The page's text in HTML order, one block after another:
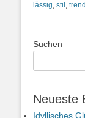
lässig, stil ,
Suchen
Neueste
Idyllisches